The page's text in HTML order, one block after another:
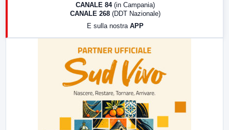
CANALE 84 (in Campania)
CANALE 268 (DDT Nazionale)
E sulla nostra APP